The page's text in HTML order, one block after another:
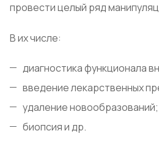
провести целый ряд
В их числе:
диагностика функционала
введение лекарственных
удаление новообразований;
биопсия и др.